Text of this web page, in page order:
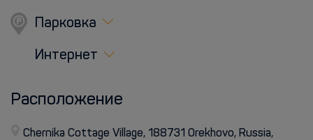
Парковка
Интернет
Расположение
Chernika Cottage Village, 188731 Orekhovo, Russia,